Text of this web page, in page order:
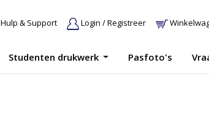
Hulp & Support Login / Registreer
Studenten drukwerk Pasfoto's